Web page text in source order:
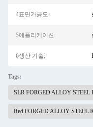
4표면가공도:
5애플리케이션:
6생산 기술:
Tags:
SLR FORGED ALLOY STEEL
Red FORGED ALLOY STEEL